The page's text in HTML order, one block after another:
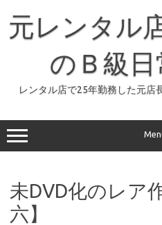
元レンタル
のＢ級
レンタル店で25年勤務した元店
未DVD化のレア
六】